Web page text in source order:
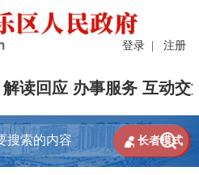
登录 | 注册
解读回应 办事服务 互动交

 长者模式